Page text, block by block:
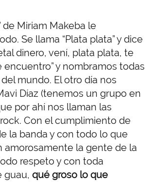
de Miriam Makeba le
Se llama “Plata plata” y dice
dinero, vení, plata plata, te
encuentro” y nombramos todas
mundo. El otro día nos
Díaz (tenemos un grupo en
por ahí nos llaman las
Con el cumplimiento de
la banda y con todo lo que
amorosamente la gente de la
respeto y con toda
guau, qué groso lo que